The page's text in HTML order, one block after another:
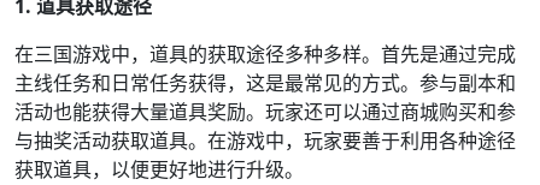
1. 道具获取途径
在三国游戏中，道具的获取途径多种多样。首先是通过完成
主线任务和日常任务获得，这是最常见的方式。参与副本和
活动也能获得大量道具奖励。玩家还可以通过商城购买和参
与抽奖活动获取道具。在游戏中，玩家要善于利用各种途径
获取道具，以便更好地进行升级。